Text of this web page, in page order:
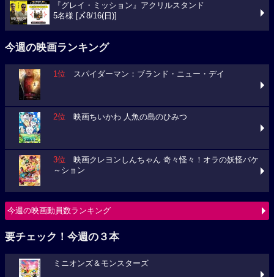
『グレイ・ミッション』アクリルスタンド
5名様 [〆8/16(日)]
今週の映画ランキング
1位 スパイダーマン：ブランド・ニュー・デイ
2位 映画ちいかわ 人魚の島のひみつ
3位 映画クレヨンしんちゃん 奇々怪々！オラの妖怪バケ
～ション
今週の映画動員数ランキング
要チェック！今週の３本
ミニオンズ＆モンスターズ